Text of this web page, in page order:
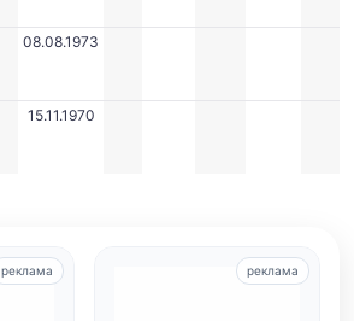
08.08.1973
15.11.1970
реклама реклама